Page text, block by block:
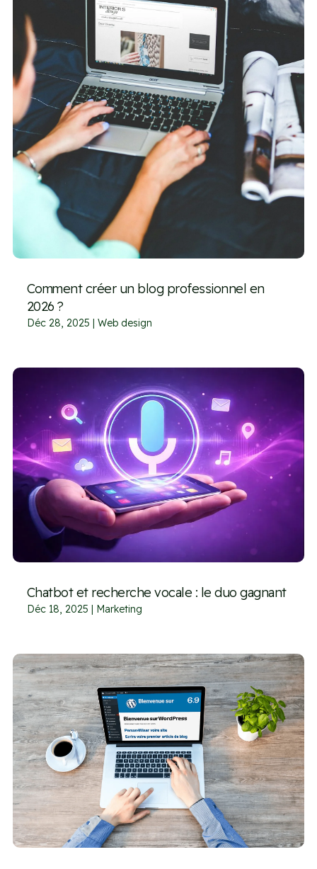
Comment créer un blog professionnel en
2026 ?
Déc 28, 2025 | Web design
Chatbot et recherche vocale : le duo gagnant
Déc 18, 2025 | Marketing